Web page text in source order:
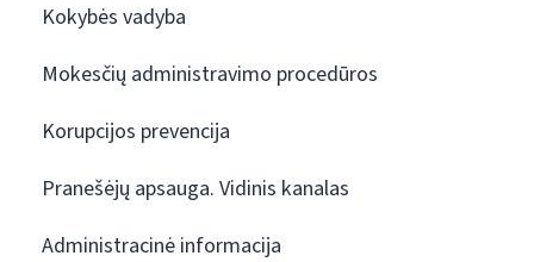
Kokybės vadyba
Mokesčių administravimo procedūros
Korupcijos prevencija
Pranešėjų apsauga. Vidinis kanalas
Administracinė informacija